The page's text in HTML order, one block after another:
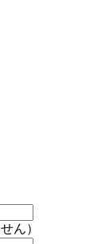
ん）